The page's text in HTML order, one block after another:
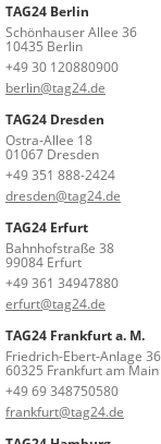
TAG24 Berlin
Schönhauser Allee 36
10435 Berlin
+49 30 120880900
berlin@tag24.de
TAG24 Dresden
Ostra-Allee 18
01067 Dresden
+49 351 888-2424
dresden@tag24.de
TAG24 Erfurt
Bahnhofstraße 38
99084 Erfurt
+49 361 34947880
erfurt@tag24.de
TAG24 Frankfurt a. M.
Friedrich-Ebert-Anlage 36
60325 Frankfurt am Main
+49 69 348750580
frankfurt@tag24.de